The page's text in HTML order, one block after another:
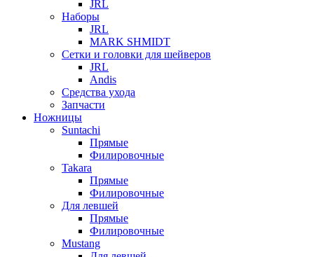
JRL
Наборы
JRL
MARK SHMIDT
Сетки и головки для шейверов
JRL
Andis
Средства ухода
Запчасти
Ножницы
Suntachi
Прямые
Филировочные
Takara
Прямые
Филировочные
Для левшей
Прямые
Филировочные
Mustang